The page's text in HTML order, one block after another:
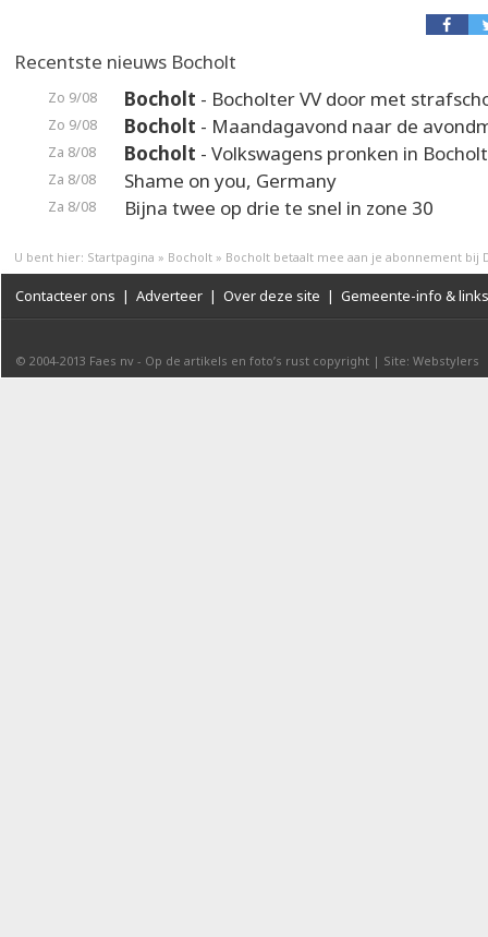
Recentste nieuws Bocholt
Zo 9/08 Bocholt - Bocholter VV door met
Zo 9/08 Bocholt - Maandagavond naar de
Za 8/08 Bocholt - Volkswagens pronken in Bocholt
Za 8/08 Shame on you, Germany
Za 8/08 Bijna twee op drie te snel in zone 30
U bent hier: Startpagina » Bocholt » Bocholt betaalt mee aan je abonnement bij
Contacteer ons | Adverteer | Over deze site | Gemeente-info & links
© 2004-2013 Faes nv - Op de artikels en foto’s rust copyright | Site: Webstylers